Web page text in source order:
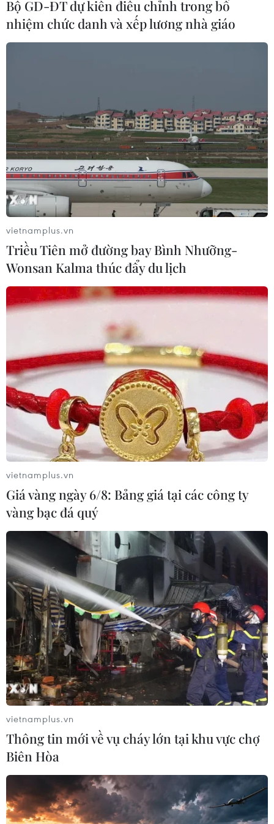
#Rác thải nhựa #Liên minh châu Âu
#Môi trưởng biển
#Rác thải công nghiệp
#Xuất khẩu rác thải
Nhật Bản
Theo dõi VietnamPlus
TIN LIÊN QUAN
Indonesia chuẩn bị đánh thuế túi nhựa
nhằm hạn chế rác thải
04/07/2019 22:41
Chính phủ Indonesia chuẩn bị ra quyết định đánh thuế
đối với các loại túi nhựa, nhằm giảm thiểu tác hại từ rác
thải nhựa - vấn đề khiến nhiều nước Đông Nam Á phải
đau đầu.
Bộ GD-ĐT dự kiến điều chỉnh trong bổ
nhiệm chức danh và xếp lương nhà giáo
vietnamplus.vn
Triều Tiên mở đường bay Bình Nhưỡng-
Wonsan Kalma thúc đẩy du lịch
vietnamplus.vn
Giá vàng ngày 6/8: Bảng giá tại các công ty
vàng bạc đá quý
vietnamplus.vn
Thông tin mới về vụ cháy lớn tại khu vực chợ
Biên Hòa